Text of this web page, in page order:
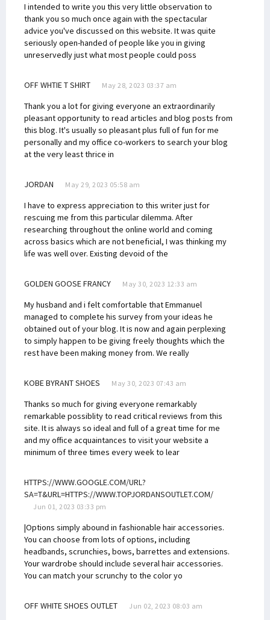
I intended to write you this very little observation to
thank you so much once again with the spectacular
advice you've discussed on this website. It was quite
seriously open-handed of people like you in giving
unreservedly just what most people could poss
OFF WHTIE T SHIRT May 28, 2023 03:37 am
Thank you a lot for giving everyone an extraordinarily
pleasant opportunity to read articles and blog posts from
this blog. It's usually so pleasant plus full of fun for me
personally and my office co-workers to search your blog
at the very least thrice in
JORDAN May 29, 2023 05:58 am
I have to express appreciation to this writer just for
rescuing me from this particular dilemma. After
researching throughout the online world and coming
across basics which are not beneficial, I was thinking my
life was well over. Existing devoid of the
GOLDEN GOOSE FRANCY May 30, 2023 12:33 am
My husband and i felt comfortable that Emmanuel
managed to complete his survey from your ideas he
obtained out of your blog. It is now and again perplexing
to simply happen to be giving freely thoughts which the
rest have been making money from. We really
KOBE BYRANT SHOES May 30, 2023 07:43 am
Thanks so much for giving everyone remarkably
remarkable possiblity to read critical reviews from this
site. It is always so ideal and full of a great time for me
and my office acquaintances to visit your website a
minimum of three times every week to lear
HTTPS://WWW.GOOGLE.COM/URL?
SA=T&URL=HTTPS://WWW.TOPJORDANSOUTLET.COM/
Jun 01, 2023 03:33 pm
|Options simply abound in fashionable hair accessories.
You can choose from lots of options, including
headbands, scrunchies, bows, barrettes and extensions.
Your wardrobe should include several hair accessories.
You can match your scrunchy to the color yo
OFF WHITE SHOES OUTLET Jun 02, 2023 08:03 am